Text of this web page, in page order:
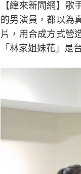
【緯來新聞網】
的男演員，都以為
片，用合成方式營
「林家姐妹花」是